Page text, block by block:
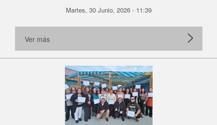
Martes, 30 Junio, 2026 - 11:39
Ver más